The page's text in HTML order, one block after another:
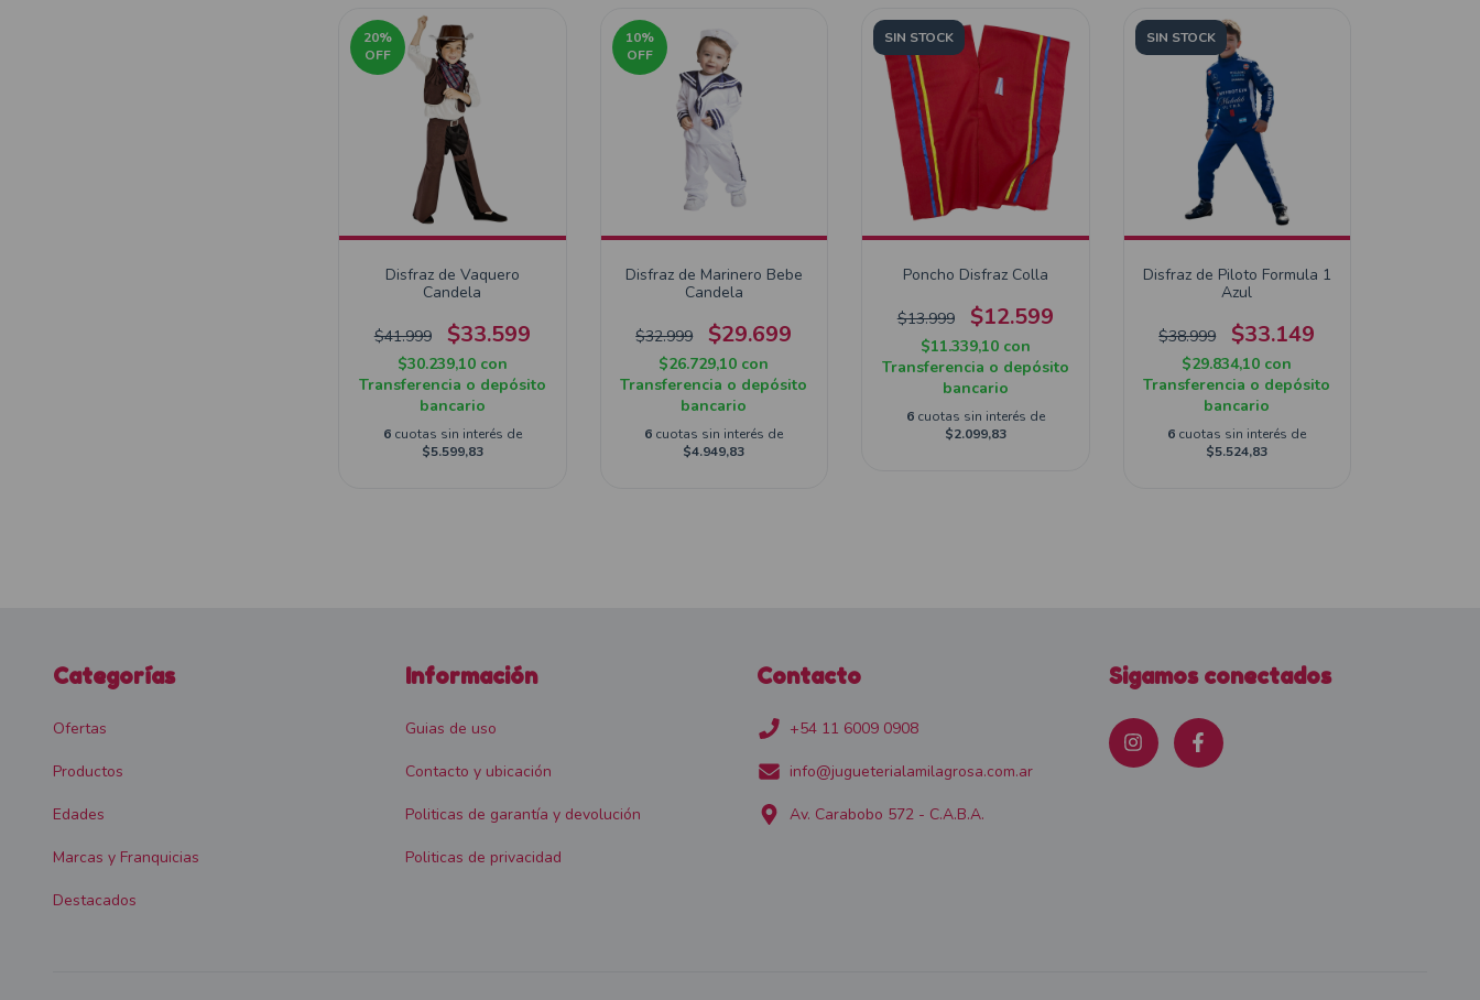
20%
OFF
Disfraz de Vaquero
Candela
$41.999 $33.599
$30.239,10 con
Transferencia o depósito
bancario
6 cuotas sin interés de
$5.599,83
10%
OFF
Disfraz de Marinero Bebe
Candela
$32.999 $29.699
$26.729,10 con
Transferencia o depósito
bancario
6 cuotas sin interés de
$4.949,83
SIN STOCK
Poncho Disfraz Colla
$13.999 $12.599
$11.339,10 con
Transferencia o depósito
bancario
6 cuotas sin interés de
$2.099,83
SIN STOCK
Disfraz de Piloto Formula 1
Azul
$38.999 $33.149
$29.834,10 con
Transferencia o depósito
bancario
6 cuotas sin interés de
$5.524,83
Categorías
Ofertas
Productos
Edades
Marcas y Franquicias
Destacados
Información
Guias de uso
Contacto y ubicación
Politicas de garantía y devolución
Politicas de privacidad
Contacto
+54 11 6009 0908
info@jugueterialamilagrosa.com.ar
Av. Carabobo 572 - C.A.B.A.
Sigamos conectados